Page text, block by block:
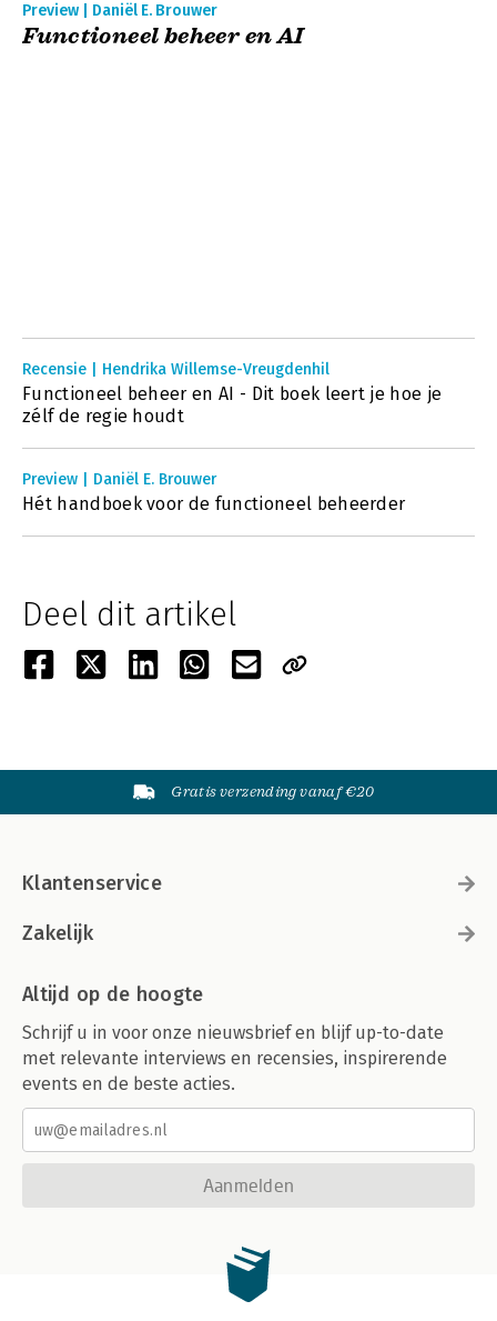
Preview | Daniël E. Brouwer
Functioneel beheer en AI
Recensie | Hendrika Willemse-Vreugdenhil
Functioneel beheer en AI - Dit boek leert je hoe je
zélf de regie houdt
Preview | Daniël E. Brouwer
Hét handboek voor de functioneel beheerder
Deel dit artikel
Gratis verzending vanaf €20
Klantenservice
Zakelijk
Altijd op de hoogte
Schrijf u in voor onze nieuwsbrief en blijf up-to-date
met relevante interviews en recensies, inspirerende
events en de beste acties.
Aanmelden